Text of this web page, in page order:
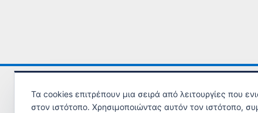
Τα cookies επιτρέπουν μια σειρά από λειτουργίες που
στον ιστότοπο. Χρησιμοποιώντας αυτόν τον ιστότοπο,